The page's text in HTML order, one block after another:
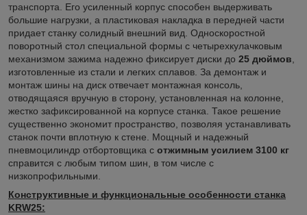
транспорта. Его усиленный корпус способен выдерживать
большие нагрузки, а пластиковая накладка в передней части
придает станку солидный внешний вид. Односкоростной
поворотный стол специальной формы с четырехкулачковым
механизмом зажима надежно фиксирует диски до 25 дюймов
изготовленные из стали и легких сплавов. За демонтаж и
монтаж шины на диск отвечает монтажная консоль,
отводящаяся вручную в сторону, установленная на колонне,
жестко зафиксированной на корпусе станка. Такое решение
существенно экономит пространство, позволяя устанавливать
станок почти вплотную к стене. Мощный и надежный
пневмоцилиндр отбортовщика с отжимным усилием 3100 кг
справится с любым типом шин, в том числе с
низкопрофильными.
Конструктивные и функциональные особенности станка
KRW25: